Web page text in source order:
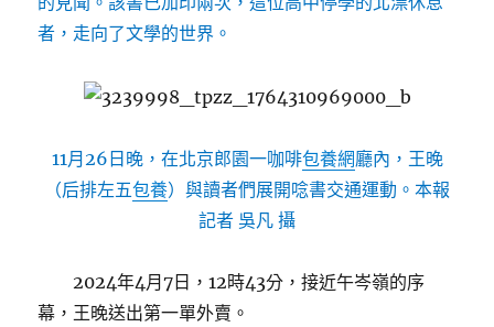
者，走向了文學的世界。
11月26日晚，在北京郎園一咖啡包養網廳內，王晚
（后排左五包養）與讀者們展開唸書交通運動。本報
記者 吳凡 攝
2024年4月7日，12時43分，接近午岑嶺的序
幕，王晚送出第一單外賣。